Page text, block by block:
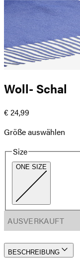
Woll- Schal
€ 24,99
Größe auswählen
Size
ONE SIZE
AUSVERKAUFT
BESCHREIBUNG